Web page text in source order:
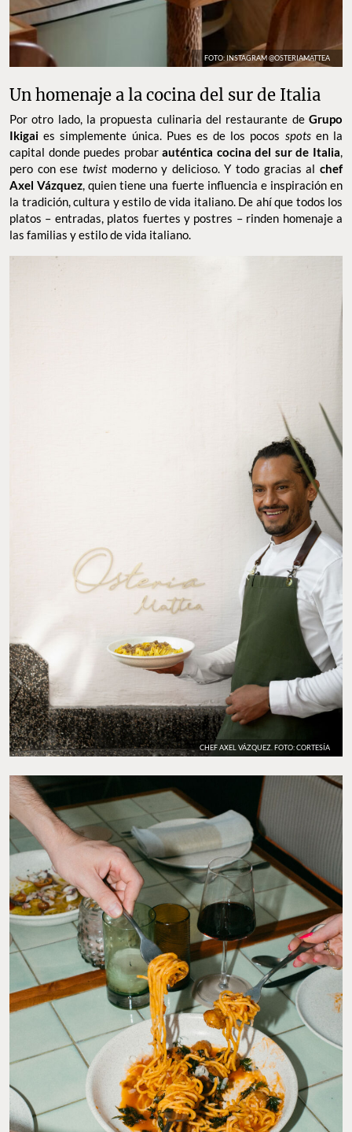
FOTO: INSTAGRAM @OSTERIAMATTEA
Un homenaje a la cocina del sur de Italia
Por otro lado, la propuesta culinaria del restaurante de Grupo
Ikigaies simplemente única. Pues es de los pocosspots en la
capital donde puedes probarauténtica cocina del sur de Italia,
pero con esetwist moderno y delicioso. Y todo gracias alchef
Axel Vázquez, quien tiene una fuerte influencia e inspiración en
la tradición, cultura y estilo de vida italiano. De ahí que todos los
platos – entradas, platos fuertes y postres – rinden homenaje a
las familias y estilo de vida italiano.
CHEF AXEL VÁZQUEZ. FOTO: CORTESÍA